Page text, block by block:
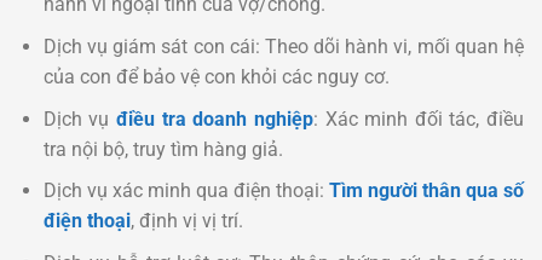
hành vi ngoại tình của vợ/chồng.
Dịch vụ giám sát con cái: Theo dõi hành vi, mối quan hệ
của con để bảo vệ con khỏi các nguy cơ.
Dịch vụđiều tra doanh nghiệp: Xác minh đối tác, điều
tra nội bộ, truy tìm hàng giả.
Dịch vụ xác minh qua điện thoại: Tìm người thân qua số
điện thoại, định vị vị trí.